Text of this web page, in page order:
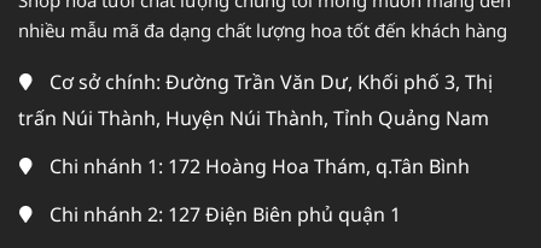
nhiều mẫu mã đa dạng chất lượng hoa tốt đến khách hàng
Cơ sở chính: Đường Trần Văn Dư, Khối phố 3, Thị
trấn Núi Thành, Huyện Núi Thành, Tỉnh Quảng Nam
Chi nhánh 1: 172 Hoàng Hoa Thám, q.Tân Bình
Chi nhánh 2: 127 Điện Biên phủ quận 1